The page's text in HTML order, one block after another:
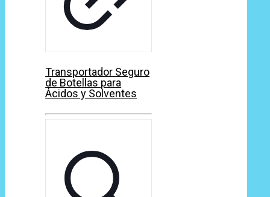
Transportador Seguro
de Botellas para
Ácidos y Solventes